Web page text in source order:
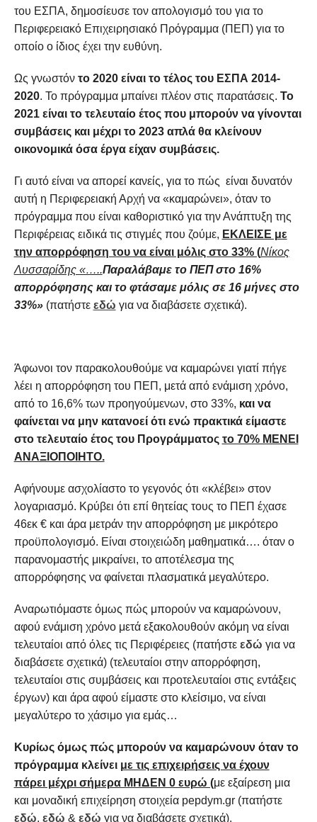
του ΕΣΠΑ, δημοσίευσε τον απολογισμό του για το
Περιφερειακό Επιχειρησιακό Πρόγραμμα (ΠΕΠ) για το
οποίο ο ίδιος έχει την ευθύνη.
Ως γνωστόν το 2020 είναι το τέλος του ΕΣΠΑ 2014-
2020. Το πρόγραμμα μπαίνει πλέον στις παρατάσεις. Το
2021 είναι το τελευταίο έτος που μπορούν να γίνονται
συμβάσεις και μέχρι το 2023 απλά θα κλείνουν
οικονομικά όσα έργα είχαν συμβάσεις.
Γι αυτό είναι να απορεί κανείς, για το πώς είναι δυνατόν
αυτή η Περιφερειακή Αρχή να «καμαρώνει», όταν το
πρόγραμμα που είναι καθοριστικό για την Ανάπτυξη της
Περιφέρειας ειδικά τις στιγμές που ζούμε, ΕΚΛΕΙΣΕ με
την απορρόφηση του να είναι μόλις στο 33% (Νίκος
Λυσσαρίδης «…..Παραλάβαμε το ΠΕΠ στο 16%
απορρόφησης και το φτάσαμε μόλις σε 16 μήνες στο
33%»(πατήστε εδώ για να διαβάσετε σχετικά).
Άφωνοι τον παρακολουθούμε να καμαρώνει γιατί πήγε
λέει η απορρόφηση του ΠΕΠ, μετά από ενάμιση χρόνο,
από το 16,6% των προηγούμενων, στο 33%, και να
φαίνεται να μην κατανοεί ότι ενώ πρακτικά είμαστε
στο τελευταίο έτος του Προγράμματος το 70% ΜΕΝΕΙ
ΑΝΑΞΙΟΠΟΙΗΤΟ.
Αφήνουμε ασχολίαστο το γεγονός ότι «κλέβει» στον
λογαριασμό. Κρύβει ότι επί θητείας τους το ΠΕΠ έχασε
46εκ € και άρα μετράν την απορρόφηση με μικρότερο
προϋπολογισμό. Είναι στοιχειώδη μαθηματικά…. όταν ο
παρανομαστής μικραίνει, το αποτέλεσμα της
απορρόφησης να φαίνεται πλασματικά μεγαλύτερο.
Αναρωτιόμαστε όμως πώς μπορούν να καμαρώνουν,
αφού ενάμιση χρόνο μετά εξακολουθούν ακόμη να είναι
τελευταίοι από όλες τις Περιφέρειες (πατήστε εδώ για να
διαβάσετε σχετικά) (τελευταίοι στην απορρόφηση,
τελευταίοι στις συμβάσεις και προτελευταίοι στις εντάξεις
έργων) και άρα αφού είμαστε στο κλείσιμο, να είναι
μεγαλύτερο το χάσιμο για εμάς…
Κυρίως όμως πώς μπορούν να καμαρώνουν όταν το
πρόγραμμα κλείνει με τις επιχειρήσεις να έχουν
πάρει μέχρι σήμερα ΜΗΔΕΝ 0 ευρώ (με εξαίρεση μια
και μοναδική επιχείρηση στοιχεία pepdym.gr (πατήστε
εδώ, εδώ & εδώ για να διαβάσετε σχετικά).